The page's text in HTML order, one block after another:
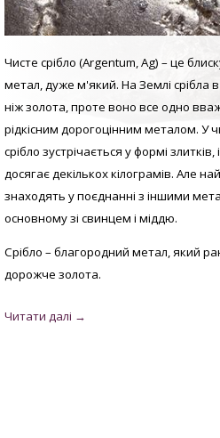
Чисте срібло (Argentum, Аg) – це
метал, дуже м'який. На Землі срібла
ніж золота, проте воно все одно
рідкісним дорогоцінним металом. У
срібло зустрічається у формі злитків,
досягає декількох кілограмів. Але
знаходять у поєднанні з іншими
основному зі свинцем і міддю.
Срібло – благородний метал, який
дорожче золота.